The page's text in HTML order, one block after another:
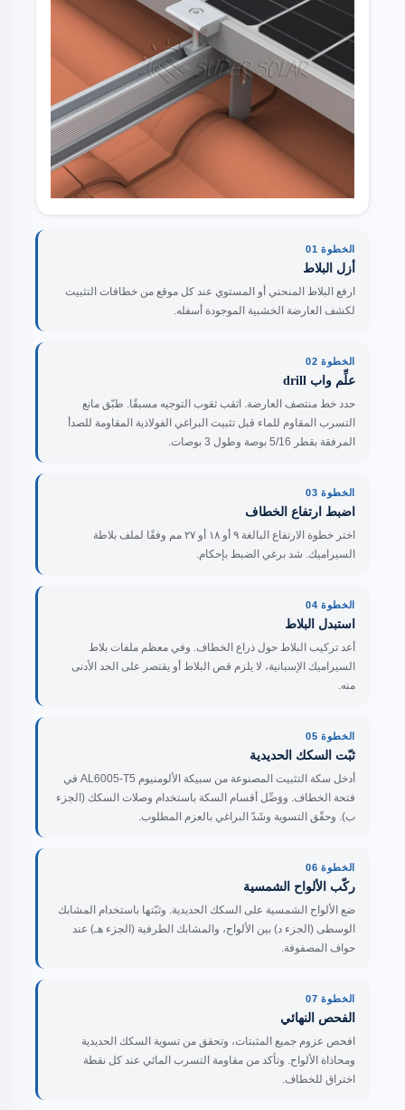
الخطوة 01
أزل البلاط
ارفع البلاط المنحني أو المستوي عند كل موقع من خطافات التثبيت
لكشف العارضة الخشبية الموجودة أسفله.
الخطوة 02
علِّم واب drill
حدد خط منتصف العارضة. اثقب ثقوب التوجيه مسبقًا. طبّق مانع
التسرب المقاوم للماء قبل تثبيت البراغي الفولاذية المقاومة للصدأ
المرفقة بقطر 5/16 بوصة وطول 3 بوصات.
الخطوة 03
اضبط ارتفاع الخطاف
اختر خطوة الارتفاع البالغة ٩ أو ١٨ أو ٢٧ مم وفقًا لملف بلاطة
السيراميك. شد برغي الضبط بإحكام.
الخطوة 04
استبدل البلاط
أعد تركيب البلاط حول ذراع الخطاف. وفي معظم ملفات بلاط
السيراميك الإسبانية، لا يلزم قص البلاط أو يقتصر على الحد الأدنى
منه.
الخطوة 05
ثبّت السكك الحديدية
أدخل سكة التثبيت المصنوعة من سبيكة الألومنيوم AL6005-T5 في
فتحة الخطاف. ووَصِّل أقسام السكة باستخدام وصلات السكك (الجزء
ب). وحقّق التسوية وشَدّ البراغي بالعزم المطلوب.
الخطوة 06
ركّب الألواح الشمسية
ضع الألواح الشمسية على السكك الحديدية. وثبّتها باستخدام المشابك
الوسطى (الجزء د) بين الألواح، والمشابك الطرفية (الجزء هـ) عند
حواف المصفوفة.
الخطوة 07
الفحص النهائي
افحص عزوم جميع المثبتات، وتحقق من تسوية السكك الحديدية
ومحاذاة الألواح. وتأكد من مقاومة التسرب المائي عند كل نقطة
اختراق للخطاف.